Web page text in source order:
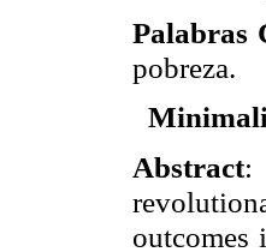
Palabras
pobreza.
Abstract:
outcomes